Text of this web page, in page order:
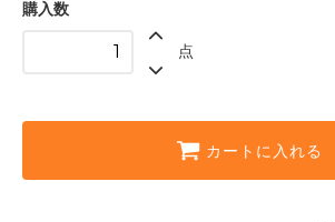
購入数
点
カートに入れる